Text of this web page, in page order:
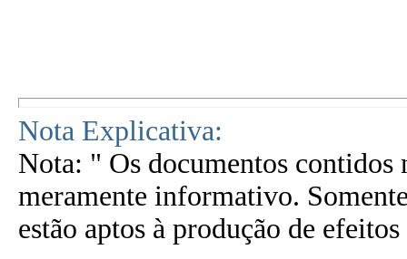
Nota Explicativa:
Nota: " Os documentos contidos
meramente informativo.
estão aptos à produção de